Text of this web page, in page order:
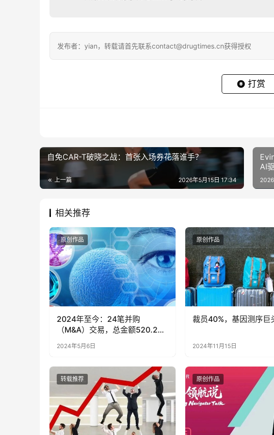
发布者：yian，转载请首先联系contact@drugtimes.cn获得授权
打赏
自免CAR-T破晓之战：首张入场券花落谁手？
上一篇 2026年5月15日 17:34
AI
相关推荐
原创作品
2024年至今：24笔并购
（M&A）交易，总金额520.2亿
年
2024年5月6日
原创作品
裁员40%，基因测序巨
2024年11月15日
转载推荐 原创作品